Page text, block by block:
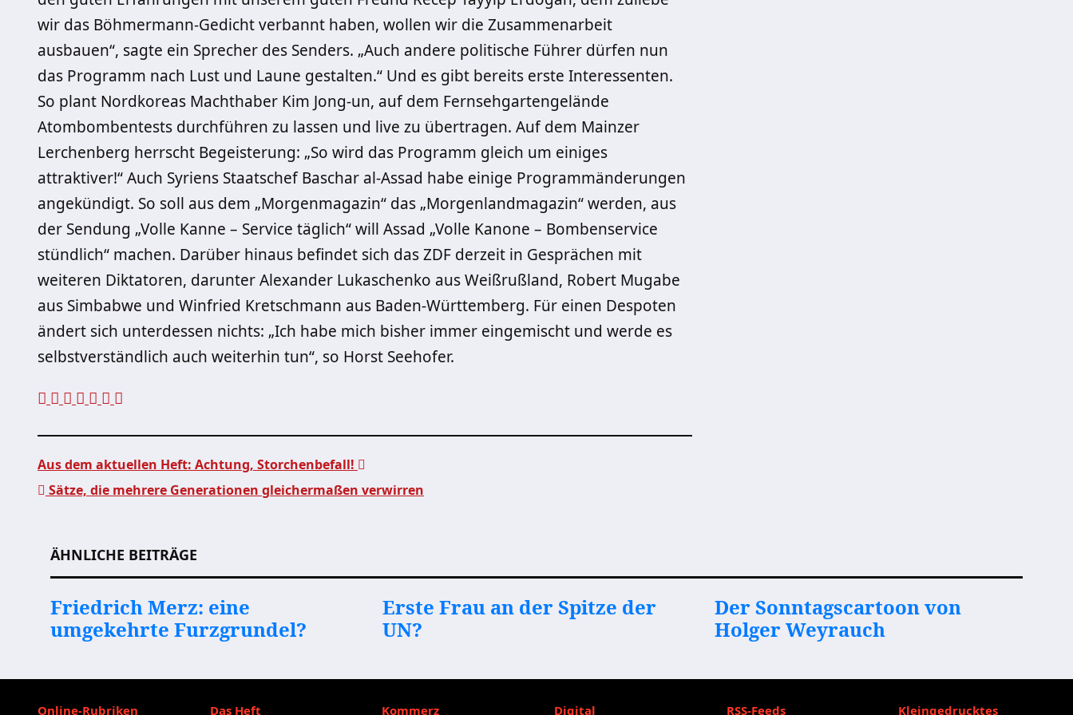
wir das Böhmermann-Gedicht verbannt haben, wollen wir die Zusammenarbeit
ausbauen“, sagte ein Sprecher des Senders. „Auch andere politische Führer dürfen nun
das Programm nach Lust und Laune gestalten.“ Und es gibt bereits erste Interessenten.
So plant Nordkoreas Machthaber Kim Jong-un, auf dem Fernsehgartengelände
Atombombentests durchführen zu lassen und live zu übertragen. Auf dem Mainzer
Lerchenberg herrscht Begeisterung: „So wird das Programm gleich um einiges
attraktiver!“ Auch Syriens Staatschef Baschar al-Assad habe einige Programmänderungen
angekündigt. So soll aus dem „Morgenmagazin“ das „Morgenlandmagazin“ werden, aus
der Sendung „Volle Kanne – Service täglich“ will Assad „Volle Kanone – Bombenservice
stündlich“ machen. Darüber hinaus befindet sich das ZDF derzeit in Gesprächen mit
weiteren Diktatoren, darunter Alexander Lukaschenko aus Weißrußland, Robert Mugabe
aus Simbabwe und Winfried Kretschmann aus Baden-Württemberg. Für einen Despoten
ändert sich unterdessen nichts: „Ich habe mich bisher immer eingemischt und werde es
selbstverständlich auch weiterhin tun“, so Horst Seehofer.
Aus dem aktuellen Heft: Achtung, Storchenbefall!
Sätze, die mehrere Generationen gleichermaßen verwirren
ÄHNLICHE BEITRÄGE
Friedrich Merz: eine
umgekehrte Furzgrundel?
Erste Frau an der Spitze der
UN?
Der Sonntagscartoon von
Holger Weyrauch
Online-Rubriken Das Heft Kommerz Digital RSS-Feeds Kleingedrucktes